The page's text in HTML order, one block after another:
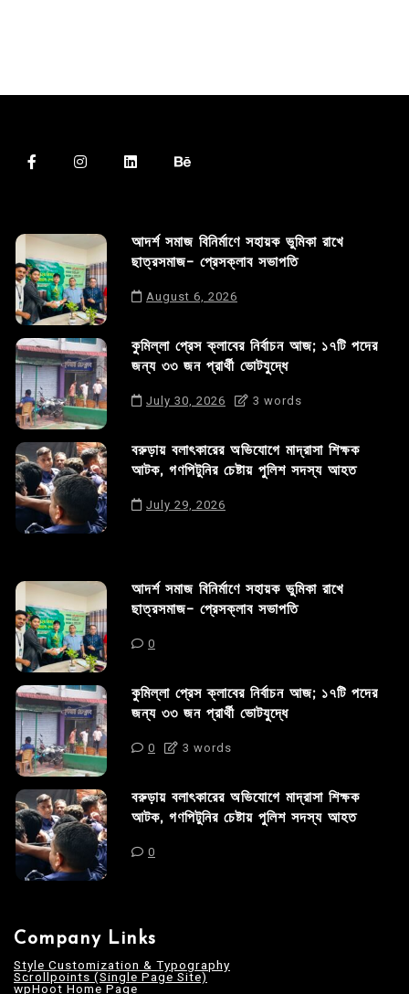
আদর্শ সমাজ বিনির্মাণে সহায়ক ভুমিকা রাখে
ছাত্রসমাজ- প্রেসক্লাব সভাপতি
August 6, 2026
কুমিল্লা প্রেস ক্লাবের নির্বাচন আজ; ১৭টি পদের
জন্য ৩৩ জন প্রার্থী ভোটযুদ্ধে
July 30, 2026 3 words
বরুড়ায় বলাৎকারের অভিযোগে মাদ্রাসা শিক্ষক
আটক, গণপিটুনির চেষ্টায় পুলিশ সদস্য আহত
July 29, 2026
আদর্শ সমাজ বিনির্মাণে সহায়ক ভুমিকা রাখে
ছাত্রসমাজ- প্রেসক্লাব সভাপতি
0
কুমিল্লা প্রেস ক্লাবের নির্বাচন আজ; ১৭টি পদের
জন্য ৩৩ জন প্রার্থী ভোটযুদ্ধে
0 3 words
বরুড়ায় বলাৎকারের অভিযোগে মাদ্রাসা শিক্ষক
আটক, গণপিটুনির চেষ্টায় পুলিশ সদস্য আহত
0
Company Links
Style Customization & Typography
Scrollpoints (Single Page Site)
wpHoot Home Page